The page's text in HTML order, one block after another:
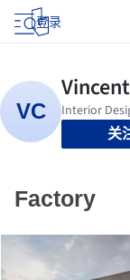
登录
关
Factory